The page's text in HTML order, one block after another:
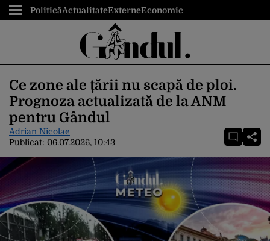
PoliticăActualitateExterneEconomic
Ce zone ale țării nu scapă de ploi.
Prognoza actualizată de la ANM
pentru Gândul
Adrian Nicolae
Publicat: 06.07.2026, 10:43